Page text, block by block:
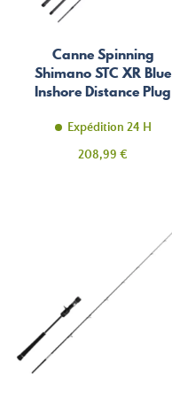
Canne Spinning
Shimano STC XR Blue
Inshore Distance Plug
Expédition 24 H
Prix
208,99 €